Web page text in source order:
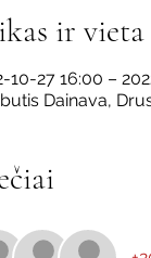
ir vieta
10-27 16:00 –
Dainava,